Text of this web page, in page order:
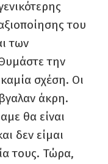
του
των
την
σχέση. Οι
άκρη.
θα είναι
δεν είμαι
τους. Τώρα,